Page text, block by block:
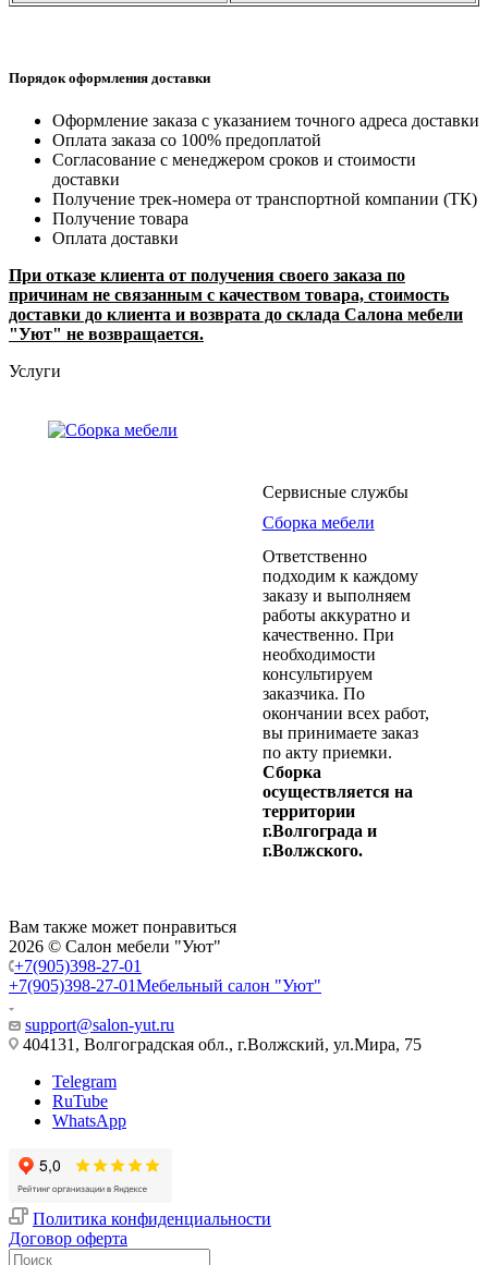
Порядок оформления доставки
Оформление заказа с указанием точного адреса доставки
Оплата заказа со 100% предоплатой
Согласование с менеджером сроков и стоимости
доставки
Получение трек-номера от транспортной компании (ТК)
Получение товара
Оплата доставки
При отказе клиента от получения своего заказа по
причинам не связанным с качеством товара, стоимость
доставки до клиента и возврата до склада Салона мебели
"Уют" не возвращается.
Услуги
Сервисные службы
Сборка мебели
Ответственно
подходим к каждому
заказу и выполняем
работы аккуратно и
качественно. При
необходимости
консультируем
заказчика. По
окончании всех работ,
вы принимаете заказ
по акту приемки.
Сборка
осуществляется на
территории
г.Волгограда и
г.Волжского.
Вам также может понравиться
2026 © Салон мебели "Уют"
+7(905)398-27-01
+7(905)398-27-01Мебельный салон "Уют"
support@salon-yut.ru
404131, Волгоградская обл., г.Волжский, ул.Мира, 75
Telegram
RuTube
WhatsApp
Политика конфиденциальности
Договор оферта